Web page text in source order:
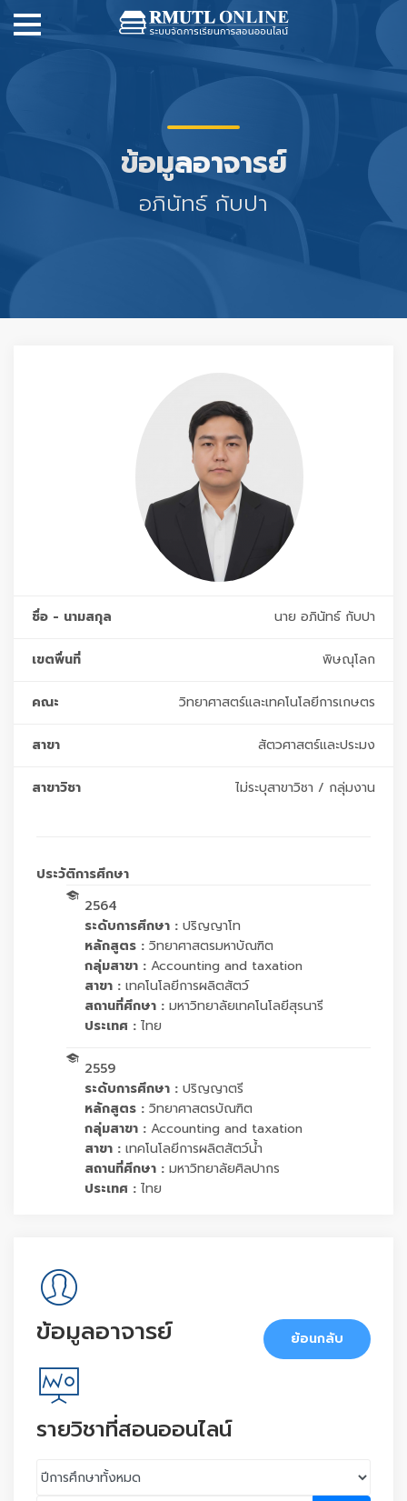
ข้อมูลอาจารย์
อภินัทธ์ กับปา
ชื่อ - นามสกุล นาย อภินัทธ์ กับปา
เขตพื่นที่ พิษณุโลก
คณะ วิทยาศาสตร์และเทคโนโลยีการเกษตร
สาขา สัตวศาสตร์และประมง
สาขาวิชา ไม่ระบุสาขาวิชา / กลุ่มงาน
ประวัติการศึกษา
2564
ระดับการศึกษา : ปริญญาโท
หลักสูตร : วิทยาศาสตรมหาบัณฑิต
กลุ่มสาขา : Accounting and taxation
สาขา : เทคโนโลยีการผลิตสัตว์
สถานที่ศึกษา : มหาวิทยาลัยเทคโนโลยีสุรนารี
ประเทศ : ไทย
2559
ระดับการศึกษา : ปริญญาตรี
หลักสูตร : วิทยาศาสตรบัณฑิต
กลุ่มสาขา : Accounting and taxation
สาขา : เทคโนโลยีการผลิตสัตว์น้ำ
สถานที่ศึกษา : มหาวิทยาลัยศิลปากร
ประเทศ : ไทย
ข้อมูลอาจารย์ ย้อนกลับ
รายวิชาที่สอนออนไลน์